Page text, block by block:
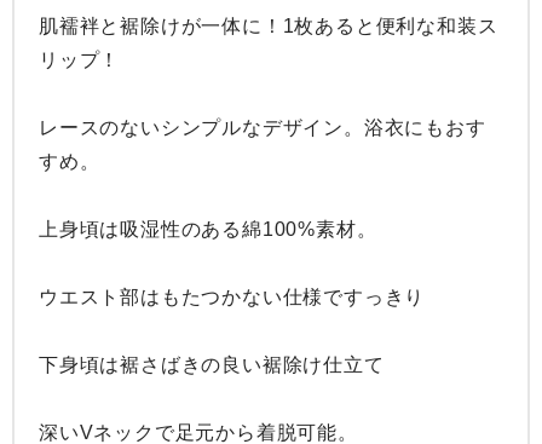
肌襦袢と裾除けが一体に！1枚あると便利な和装ス
リップ！
レースのないシンプルなデザイン。浴衣にもおす
すめ。
上身頃は吸湿性のある綿100%素材。
ウエスト部はもたつかない仕様ですっきり
下身頃は裾さばきの良い裾除け仕立て
深いVネックで足元から着脱可能。